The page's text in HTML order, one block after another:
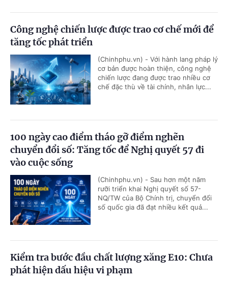
Công nghệ chiến lược được trao cơ chế mới để
tăng tốc phát triển
(Chinhphu.vn) - Với hành lang pháp lý
cơ bản được hoàn thiện, công nghệ
chiến lược đang được trao nhiều cơ
chế đặc thù về tài chính, nhân lực...
100 ngày cao điểm tháo gỡ điểm nghẽn
chuyển đổi số: Tăng tốc để Nghị quyết 57 đi
vào cuộc sống
(Chinhphu.vn) - Sau hơn một năm
rưỡi triển khai Nghị quyết số 57-
NQ/TW của Bộ Chính trị, chuyển đổi
số quốc gia đã đạt nhiều kết quả...
Kiểm tra bước đầu chất lượng xăng E10: Chưa
phát hiện dấu hiệu vi phạm